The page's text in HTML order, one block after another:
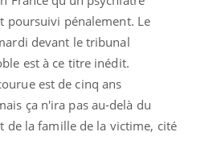
poursuivi pénalement. Le
devant le tribunal
est à ce titre inédit.
est de cinq ans
ça n'ira pas au-delà du
de la famille de la victime, cité